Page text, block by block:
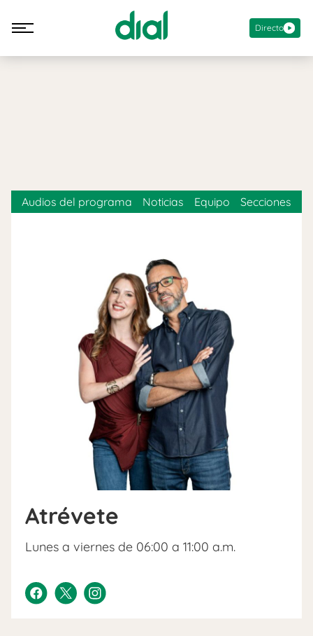
Directo
Atrévete
Lunes a viernes de 06:00 a 11:00 a.m.
Audios del programa Noticias Equipo Secciones